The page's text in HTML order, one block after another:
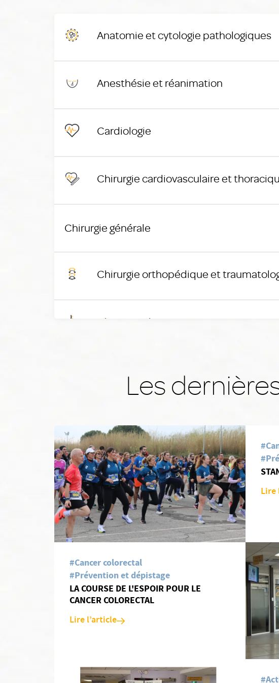
Anatomie et cytologie pathologiques
Anesthésie et réanimation
Cardiologie
Chirurgie cardiovasculaire et
Chirurgie générale
Chirurgie orthopédique et
Chirurgie plastique reconstructrice et
Néphrologie
Neurologie
Ophtalmologie
Oto-rhino-laryngologie
Les
#Cancer colorectal
#Prévention et dépistage
LA COURSE DE L'ESPOIR POUR LE
CANCER COLORECTAL
Lire l’article
Lire